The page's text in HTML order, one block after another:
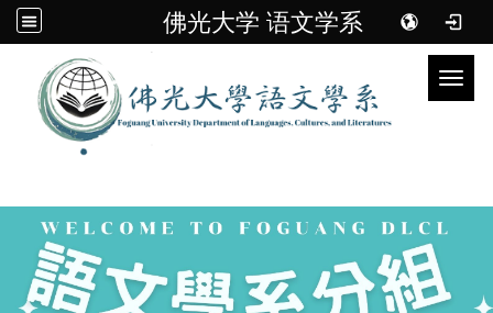
佛光大学 语文学系